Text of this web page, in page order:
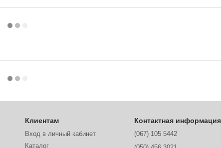
Клиентам
Вход в личный кабинет
Каталог
Контактная информация
(067) 105 5442